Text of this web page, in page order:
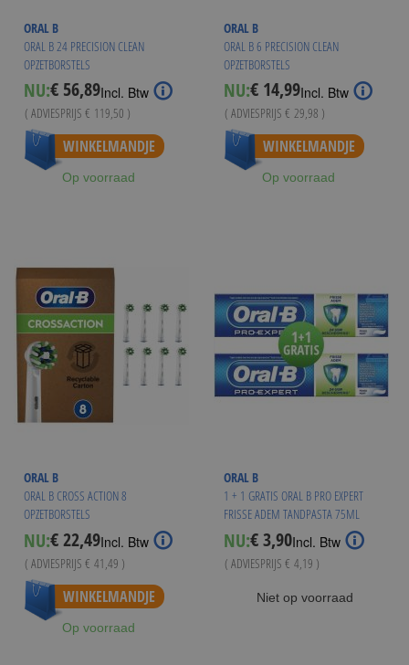
ORAL B
ORAL B 24 PRECISION CLEAN
OPZETBORSTELS
NU:Special
Price
€ 56,89Incl. Btw
( ADVIESPRIJS € 119,50 )
WINKELMANDJE
Op voorraad
ORAL B
ORAL B 6 PRECISION CLEAN
OPZETBORSTELS
NU:Special
Price
€ 14,99Incl. Btw
( ADVIESPRIJS € 29,98 )
Vanaf € 14,23
WINKELMANDJE
Op voorraad
ORAL B
ORAL B CROSS ACTION 8
OPZETBORSTELS
NU:Special
Price
€ 22,49Incl. Btw
( ADVIESPRIJS € 41,49 )
Vanaf € 20,95
WINKELMANDJE
Op voorraad
ORAL B
1 + 1 GRATIS ORAL B PRO EXPERT
FRISSE ADEM TANDPASTA 75ML
NU:Special
Price
€ 3,90Incl. Btw
( ADVIESPRIJS € 4,19 )
Niet op voorraad